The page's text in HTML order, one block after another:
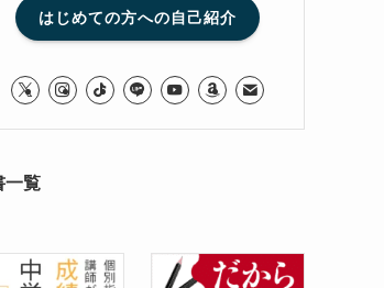
はじめての方への自己紹介
一覧